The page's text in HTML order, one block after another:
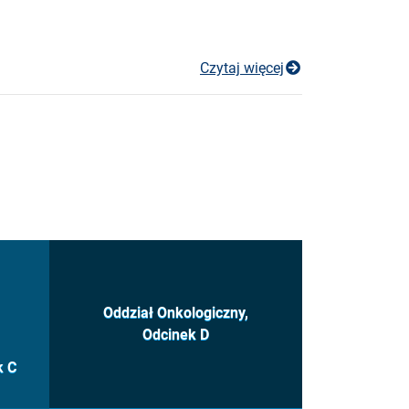
Czytaj więcej
C
Oddział Onkologiczny,
Odcinek D